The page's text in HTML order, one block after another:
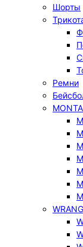
Шорты
Ремни